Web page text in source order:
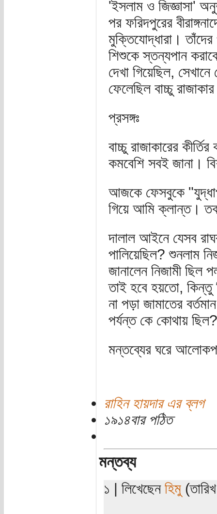
'ইসলাম ও জিজ্ঞাসা'
পর ফরিদপুরের
মুক্তিযোদ্ধারা।
শিশুকে স্তন্যপান
দেখা গিয়েছিল,
ফেলেছিল বাচ্চু
প্রসঙ্গঃ
বাচ্চু রাজাকারের
কমবেশি সবই জানা।
আজকে ফেসবুকে
গিয়ে আমি ক্লান্ত।
দালাল আইনে যেসব
পালিয়েছিল? শুনলাম
জানালেন নিজামী
তাই হবে হয়তো, কিন্তু
না পড়া জামাতের
পর্যন্ত কে কোথায় ছিল?
মন্তব্যের ঘরে
রাহিন হায়দার এর ব্লগ
১৯১৪বার পঠিত
মন্তব্য
১ | লিখেছেন হিমু